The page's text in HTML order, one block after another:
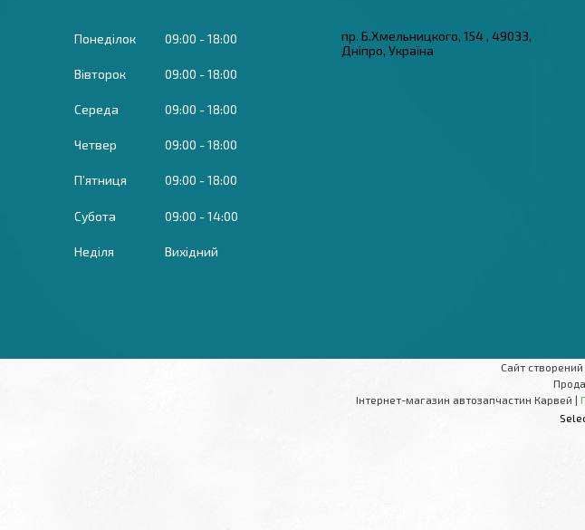
Понеділок 09:00 18:00
Вівторок 09:00 18:00
Середа 09:00 18:00
Четвер 09:00 18:00
Пʼятниця 09:00 18:00
Субота 09:00 14:00
Неділя Вихідний
пр. Б.Хмельницкого, 154 , 49033,
Дніпро, Україна
Сайт
Інтернет-магазин автозапчастин Карвей |